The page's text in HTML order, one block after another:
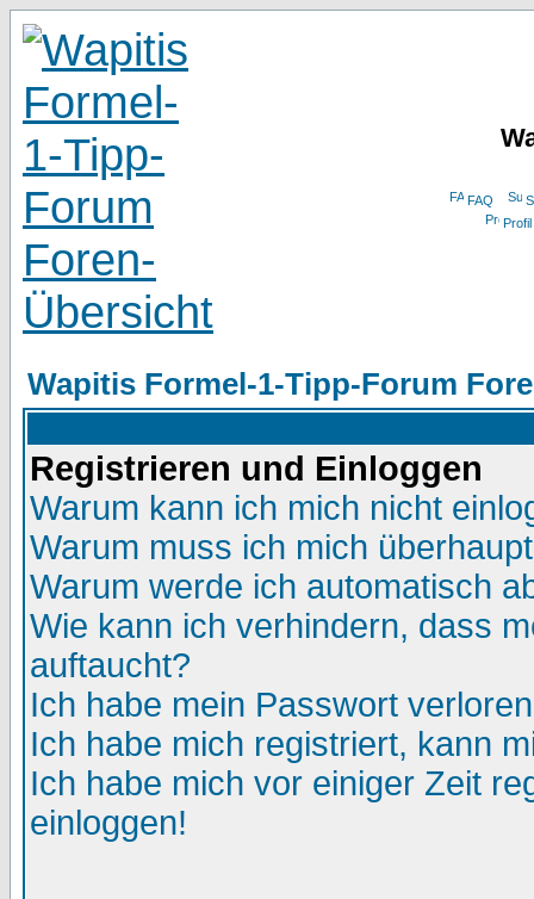
FAQ
Profil
Wapitis Formel-1-Tipp-Forum
Registrieren und Einloggen
Warum kann ich mich nicht
Warum muss ich mich
Warum werde ich automatisch
Wie kann ich verhindern, dass
auftaucht?
Ich habe mein Passwort
Ich habe mich registriert, kann
Ich habe mich vor einiger Zeit
einloggen!